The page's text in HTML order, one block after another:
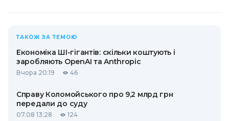
ТАКОЖ ЗА ТЕМОЮ
Економіка ШІ-гігантів: скільки коштують і
заробляють OpenAI та Anthropic
Вчора 20:19 46
Справу Коломойського про 9,2 млрд грн
передали до суду
07.08 13:28 124